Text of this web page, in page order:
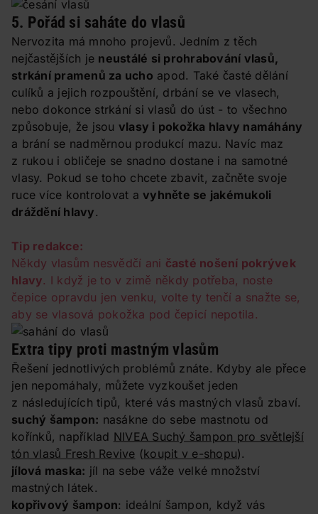
5. Pořád si saháte do vlasů
Nervozita má mnoho projevů. Jedním z těch
nejčastějších je neustálé si prohrabování vlasů,
strkání pramenů za ucho apod. Také časté dělání
culíků a jejich rozpouštění, drbání se ve vlasech,
nebo dokonce strkání si vlasů do úst - to všechno
způsobuje, že jsou vlasy i pokožka hlavy namáhány
a brání se nadměrnou produkcí mazu. Navíc maz
z rukou i obličeje se snadno dostane i na samotné
vlasy. Pokud se toho chcete zbavit, začněte svoje
ruce více kontrolovat a vyhněte se jakémukoli
dráždění hlavy.
Tip redakce:
Někdy vlasům nesvědčí ani časté nošení pokrývek
hlavy. I když je to v zimě někdy potřeba, noste
čepice opravdu jen venku, volte ty tenčí a snažte se,
aby se vlasová pokožka pod čepicí nepotila.
Extra tipy proti mastným vlasům
Řešení jednotlivých problémů znáte. Kdyby ale přece
jen nepomáhaly, můžete vyzkoušet jeden
z následujících tipů, které vás mastných vlasů zbaví.
suchý šampon: nasákne do sebe mastnotu od
kořínků, například NIVEA Suchý šampon pro světlejší
tón vlasů Fresh Revive (koupit v e-shopu).
jílová maska: jíl na sebe váže velké množství
mastných látek.
kopřivový šampon: ideální šampon, když vás